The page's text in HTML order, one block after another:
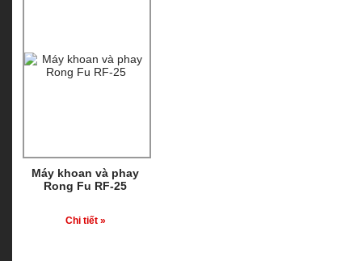
Máy khoan và phay
Rong Fu RF-25
Chi tiết »